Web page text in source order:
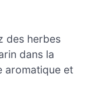
des herbes
dans la
aromatique et